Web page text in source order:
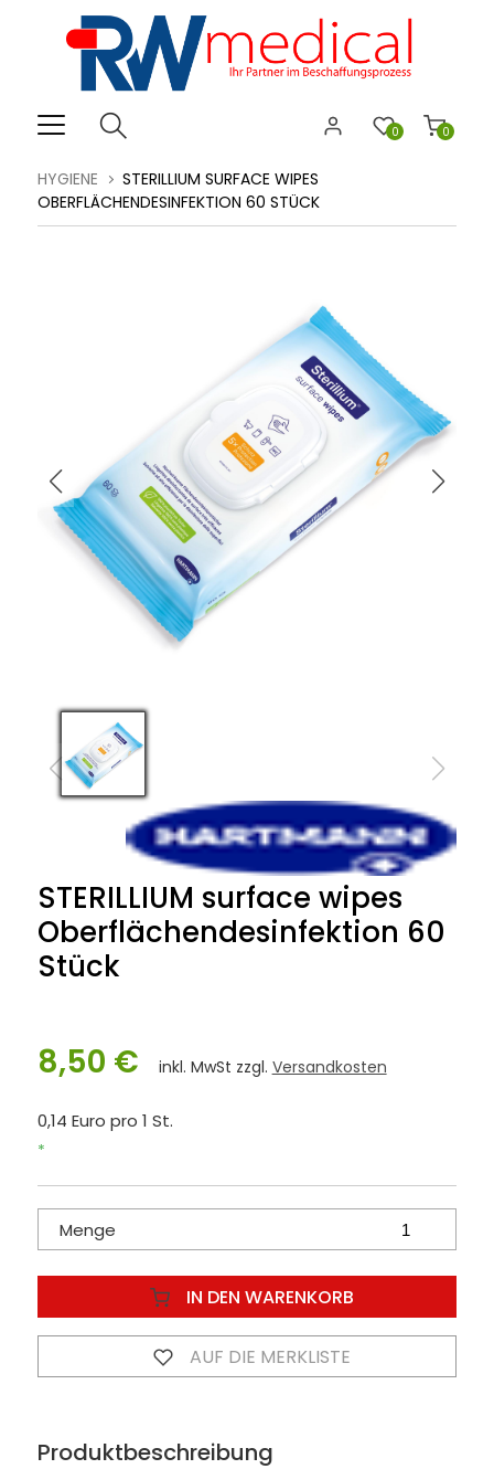
0
0
HYGIENE
STERILLIUM SURFACE WIPES
OBERFLÄCHENDESINFEKTION 60 STÜCK
STERILLIUM surface wipes
Oberflächendesinfektion 60
Stück
8,50 € inkl. MwSt zzgl. Versandkosten
0,14 Euro pro 1 St.
*
Menge
IN DEN WARENKORB
AUF DIE MERKLISTE
Produktbeschreibung